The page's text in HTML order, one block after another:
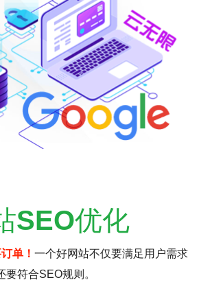
SEO优化
单！ 一个好网站不仅要满足用户需求
要符合SEO规则。